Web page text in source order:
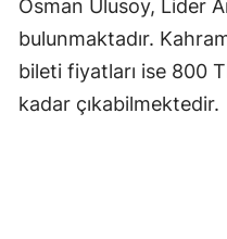
Osman Ulusoy, Lider
bulunmaktadır.
bileti fiyatları ise 800
kadar çıkabilmektedir.